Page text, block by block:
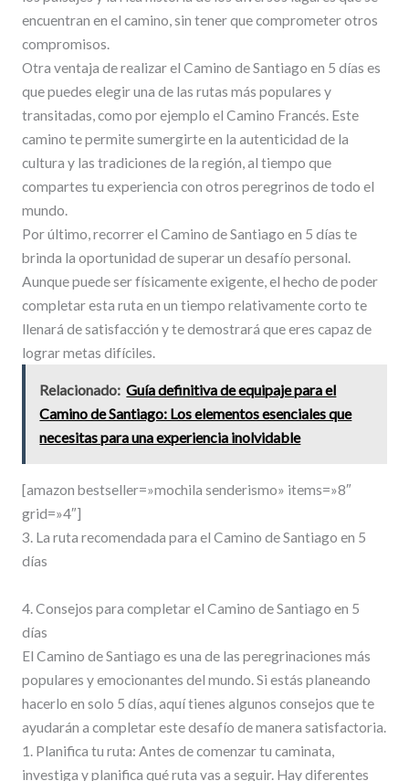
encuentran en el camino, sin tener que comprometer otros
compromisos.
Otra ventaja de realizar el Camino de Santiago en 5 días es
que puedes elegir una de las rutas más populares y
transitadas, como por ejemplo el Camino Francés. Este
camino te permite sumergirte en la autenticidad de la
cultura y las tradiciones de la región, al tiempo que
compartes tu experiencia con otros peregrinos de todo el
mundo.
Por último, recorrer el Camino de Santiago en 5 días te
brinda la oportunidad de superar un desafío personal.
Aunque puede ser físicamente exigente, el hecho de poder
completar esta ruta en un tiempo relativamente corto te
llenará de satisfacción y te demostrará que eres capaz de
lograr metas difíciles.
Relacionado: Guía definitiva de equipaje para el
Camino de Santiago: Los elementos esenciales que
necesitas para una experiencia inolvidable
[amazon bestseller=»mochila senderismo» items=»8″
grid=»4″]
3. La ruta recomendada para el Camino de Santiago en 5
días
4. Consejos para completar el Camino de Santiago en 5
días
El Camino de Santiago es una de las peregrinaciones más
populares y emocionantes del mundo. Si estás planeando
hacerlo en solo 5 días, aquí tienes algunos consejos que te
ayudarán a completar este desafío de manera satisfactoria.
1. Planifica tu ruta: Antes de comenzar tu caminata,
investiga y planifica qué ruta vas a seguir. Hay diferentes